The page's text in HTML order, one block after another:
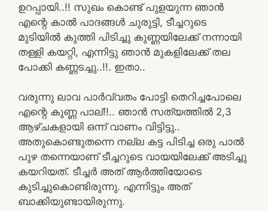
ഉറപ്പായി..!! സുഖം കൊണ്ട് പുളയുന്ന ഞാൻ
എന്റെ കാൽ പാദങ്ങൾ ചുരുട്ടി, ടീച്ചറുടെ
മുടിയിൽ കുത്തി പിടിച്ചു കുണ്ണയിലേക്ക് നന്നായി
തള്ളി കയറ്റി, എന്നിട്ടു ഞാൻ മുകളിലേക്ക് തല
പോക്കി കണ്ണടച്ചു..!!. ഇതാ..
വരുന്നു ലാവ പാർവ്വതം പോട്ടി തെറിച്ചപോലെ
എന്റെ കുണ്ണ പാല്!!.. ഞാൻ സത്യത്തിൽ 2,3
ആഴ്ചകളായി ഒന്ന് വാണം വിട്ടിട്ടു..
അതുകൊണ്ടുതന്നെ നല്ല കട്ട പിടിച്ച ഒരു പാൽ
പുഴ തന്നെയാണ് ടീച്ചറുടെ വായയിലേക്ക് അടിച്ചു
കയറിയത്. ടീച്ചർ അത് ആർത്തിയോടെ
കുടിച്ചുകൊണ്ടിരുന്നു. എന്നിട്ടും അത്
ബാക്കിയുണ്ടായിരുന്നു.